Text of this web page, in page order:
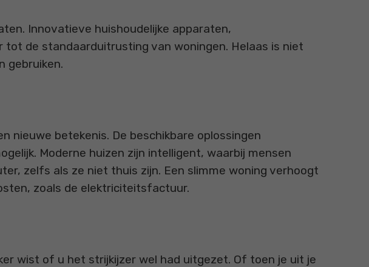
Innovatieve huishoudelijke apparaten,
de standaarduitrusting van woningen. Helaas is niet
gebruiken.
nieuwe betekenis. De beschikbare oplossingen
Moderne huizen zijn intelligent, waarbij mensen
zelfs als ze niet thuis zijn. Een slimme woning verhoogt
zoals de elektriciteitsfactuur.
wist of u het strijkijzer wel had uitgezet. Of toen je uit je